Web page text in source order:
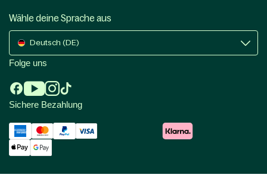
Wähle deine Sprache aus
Deutsch (DE)
Folge uns
Sichere Bezahlung